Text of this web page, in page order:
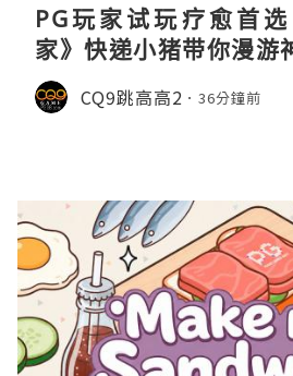
PG玩家试玩疗愈首
家》快递小猪带你漫游
CQ9跳高高2 36分鐘前